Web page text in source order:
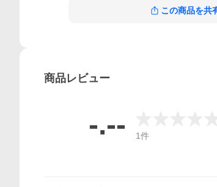
この商品を共
商品レビュー
-.-- 1件